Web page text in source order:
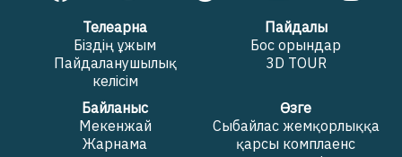
Телеарна
Біздің ұжым
Пайдаланушылық
келісім
Пайдалы
Бос орындар
3D TOUR
Байланыс
Мекенжай
Жарнама
Өзге
Сыбайлас жемқорлыққа
қарсы комплаенс